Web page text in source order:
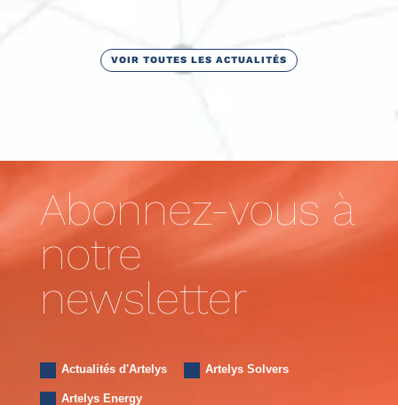
VOIR TOUTES LES ACTUALITÉS
Abonnez-vous à
notre
newsletter
Actualités d'Artelys Artelys Solvers
Artelys Energy